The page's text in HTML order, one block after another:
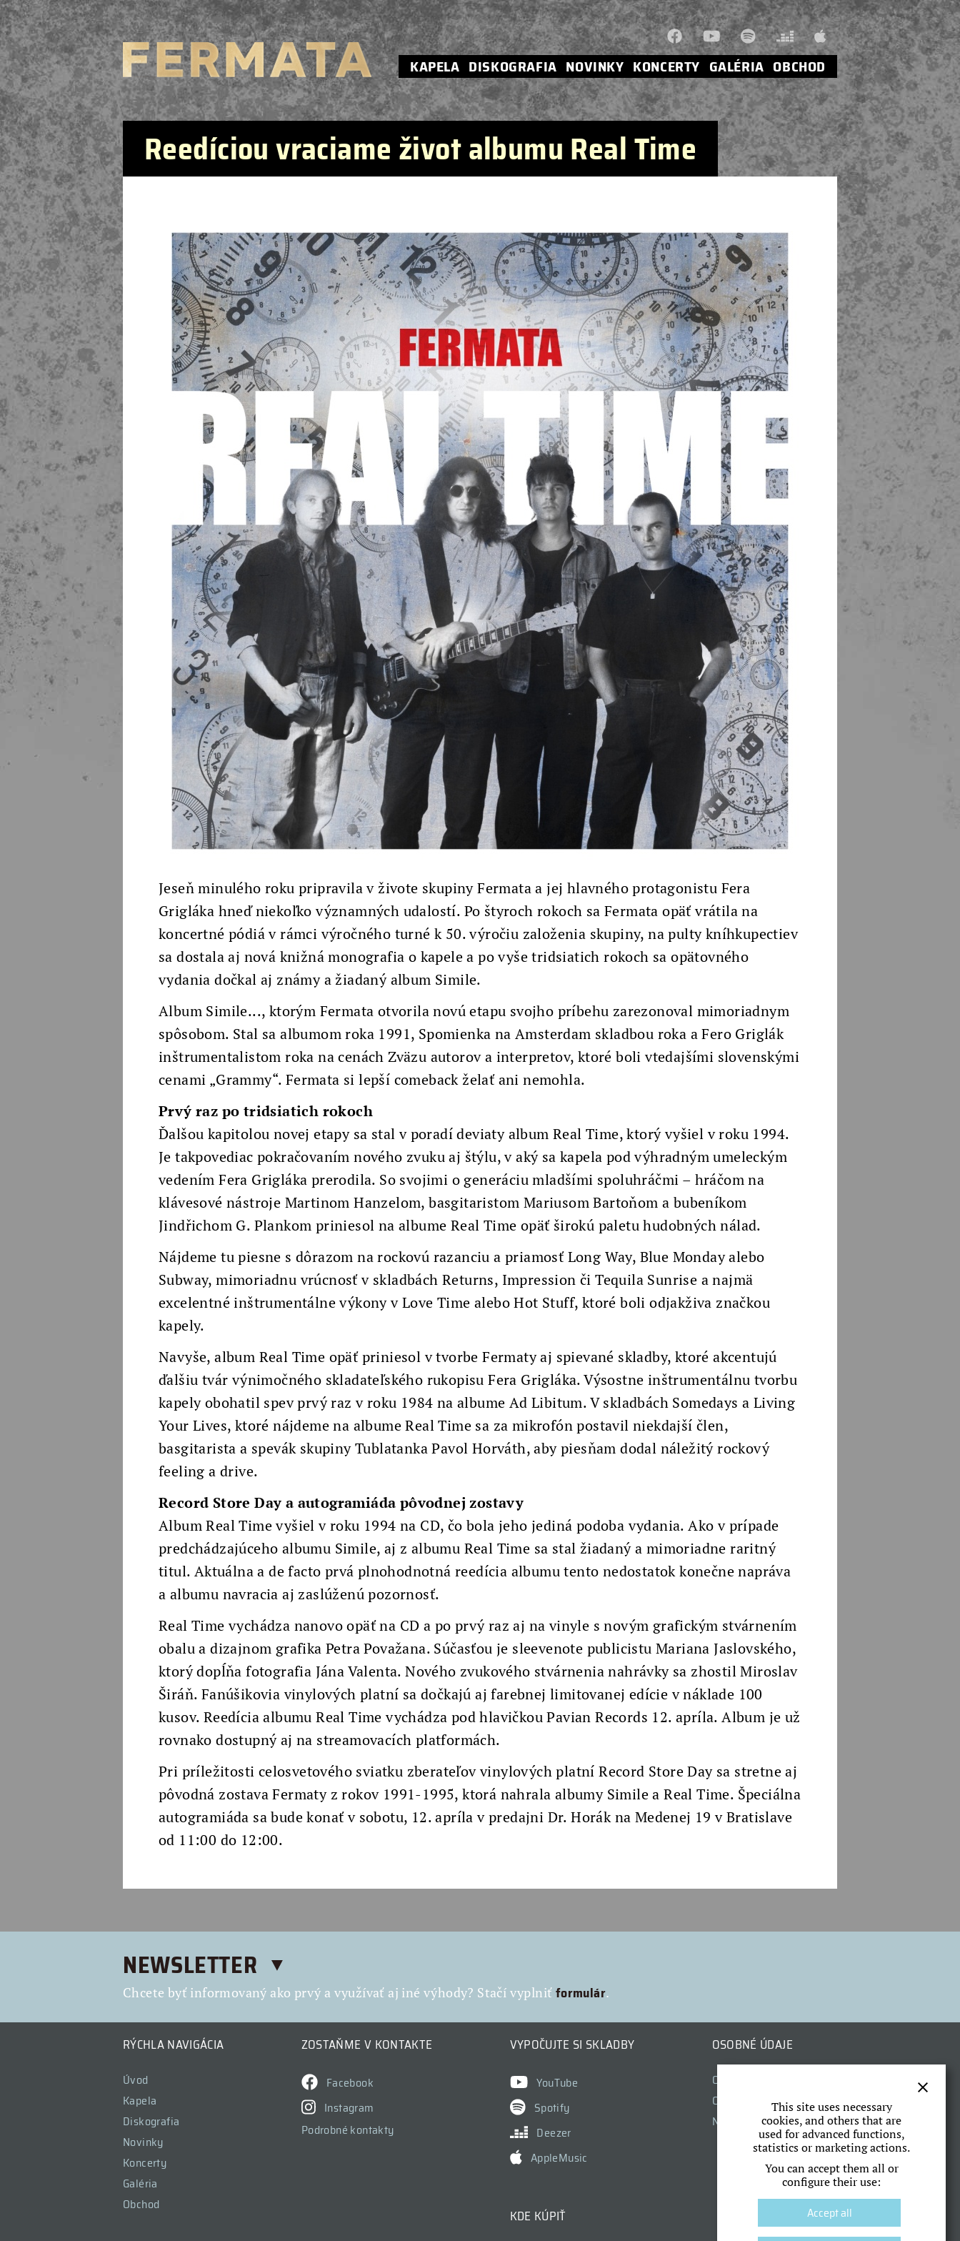
KAPELA DISKOGRAFIA NOVINKY KONCERTY GALÉRIA OBCHOD
Reedíciou vraciame život albumu Real Time
Jeseň minulého roku pripravila v živote skupiny Fermata a jej hlavného protagonistu Fera
Grigláka hneď niekoľko významných udalostí. Po štyroch rokoch sa Fermata opäť vrátila na
koncertné pódiá v rámci výročného turné k 50. výročiu založenia skupiny, na pulty kníhkupectiev
sa dostala aj nová knižná monografia o kapele a po vyše tridsiatich rokoch sa opätovného
vydania dočkal aj známy a žiadaný album Simile.
Album Simile..., ktorým Fermata otvorila novú etapu svojho príbehu zarezonoval mimoriadnym
spôsobom. Stal sa albumom roka 1991, Spomienka na Amsterdam skladbou roka a Fero Griglák
inštrumentalistom roka na cenách Zväzu autorov a interpretov, ktoré boli vtedajšími slovenskými
cenami „Grammy“. Fermata si lepší comeback želať ani nemohla.
Prvý raz po tridsiatich rokoch
Ďalšou kapitolou novej etapy sa stal v poradí deviaty album Real Time, ktorý vyšiel v roku 1994.
Je takpovediac pokračovaním nového zvuku aj štýlu, v aký sa kapela pod výhradným umeleckým
vedením Fera Grigláka prerodila. So svojimi o generáciu mladšími spoluhráčmi – hráčom na
klávesové nástroje Martinom Hanzelom, basgitaristom Mariusom Bartoňom a bubeníkom
Jindřichom G. Plankom priniesol na albume Real Time opäť širokú paletu hudobných nálad.
Nájdeme tu piesne s dôrazom na rockovú razanciu a priamosť Long Way, Blue Monday alebo
Subway, mimoriadnu vrúcnosť v skladbách Returns, Impression či Tequila Sunrise a najmä
excelentné inštrumentálne výkony v Love Time alebo Hot Stuff, ktoré boli odjakživa značkou
kapely.
Navyše, album Real Time opäť priniesol v tvorbe Fermaty aj spievané skladby, ktoré akcentujú
ďalšiu tvár výnimočného skladateľského rukopisu Fera Grigláka. Výsostne inštrumentálnu tvorbu
kapely obohatil spev prvý raz v roku 1984 na albume Ad Libitum. V skladbách Somedays a Living
Your Lives, ktoré nájdeme na albume Real Time sa za mikrofón postavil niekdajší člen,
basgitarista a spevák skupiny Tublatanka Pavol Horváth, aby piesňam dodal náležitý rockový
feeling a drive.
Record Store Day a autogramiáda pôvodnej zostavy
Album Real Time vyšiel v roku 1994 na CD, čo bola jeho jediná podoba vydania. Ako v prípade
predchádzajúceho albumu Simile, aj z albumu Real Time sa stal žiadaný a mimoriadne raritný
titul. Aktuálna a de facto prvá plnohodnotná reedícia albumu tento nedostatok konečne napráva
a albumu navracia aj zaslúženú pozornosť.
Real Time vychádza nanovo opäť na CD a po prvý raz aj na vinyle s novým grafickým stvárnením
obalu a dizajnom grafika Petra Považana. Súčasťou je sleevenote publicistu Mariana Jaslovského,
ktorý dopĺňa fotografia Jána Valenta. Nového zvukového stvárnenia nahrávky sa zhostil Miroslav
Širáň. Fanúšikovia vinylových platní sa dočkajú aj farebnej limitovanej edície v náklade 100
kusov. Reedícia albumu Real Time vychádza pod hlavičkou Pavian Records 12. apríla. Album je už
rovnako dostupný aj na streamovacích platformách.
Pri príležitosti celosvetového sviatku zberateľov vinylových platní Record Store Day sa stretne aj
pôvodná zostava Fermaty z rokov 1991-1995, ktorá nahrala albumy Simile a Real Time. Špeciálna
autogramiáda sa bude konať v sobotu, 12. apríla v predajni Dr. Horák na Medenej 19 v Bratislave
od 11:00 do 12:00.
This site uses necessary
cookies, and others that are
used for advanced functions,
statistics or marketing actions.
You can accept them all or
configure their use:
Accept all
NEWSLETTER
Chcete byť informovaný ako prvý a využívať aj iné výhody? Stačí vyplniť formulár.
RÝCHLA NAVIGÁCIA
Úvod
Kapela
Diskografia
Novinky
Koncerty
Galéria
Obchod
ZOSTAŇME V KONTAKTE
Facebook
Instagram
Podrobné kontakty
VYPOČUJTE SI SKLADBY
YouTube
Spotify
Deezer
AppleMusic
KDE KÚPIŤ
OSOBNÉ ÚDAJE
Ochrana osobných údajov
Cookies
Nastavenie cookies